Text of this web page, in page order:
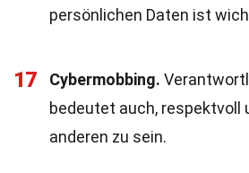
persönlichen Daten ist
17 Cybermobbing.
bedeutet auch, respektvoll
anderen zu sein.